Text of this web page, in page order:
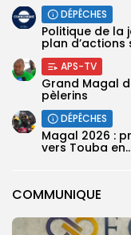
COMMUNIQUE
DÉPÊCHES
Politique de la
plan d’actions
APS-TV
Grand Magal
pèlerins
DÉPÊCHES
Magal 2026 :
vers Touba